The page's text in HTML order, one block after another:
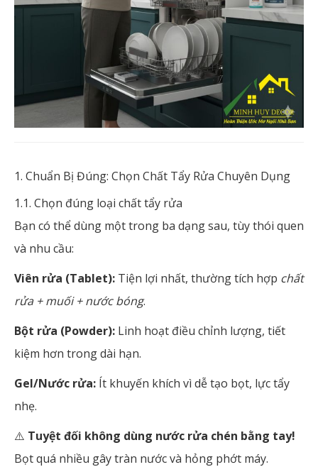
1. Chuẩn Bị Đúng: Chọn Chất Tẩy Rửa Chuyên Dụng
1.1. Chọn đúng loại chất tẩy rửa
Bạn có thể dùng một trong ba dạng sau, tùy thói quen
và nhu cầu:
Viên rửa (Tablet): Tiện lợi nhất, thường tích hợp chất
rửa + muối + nước bóng.
Bột rửa (Powder): Linh hoạt điều chỉnh lượng, tiết
kiệm hơn trong dài hạn.
Gel/Nước rửa: Ít khuyến khích vì dễ tạo bọt, lực tẩy
nhẹ.
⚠️ Tuyệt đối không dùng nước rửa chén bằng tay!
Bọt quá nhiều gây tràn nước và hỏng phớt máy.